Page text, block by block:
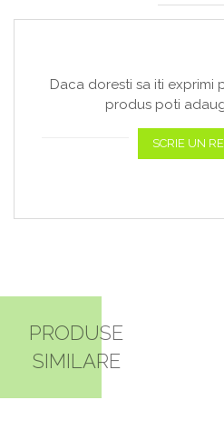
Daca doresti sa iti exprimi
produs poti
SCRIE UN
PRODUSE
SIMILARE